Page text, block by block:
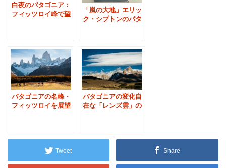
白夜のパタゴニア：
フィッツロイ峰で望
「嵐の大地」エリッ
ク・シプトンのパタ
パタゴニアの名峰・
フィッツロイを展望
パタゴニアの変化自
在な「レンズ雲」の
Tweet Share